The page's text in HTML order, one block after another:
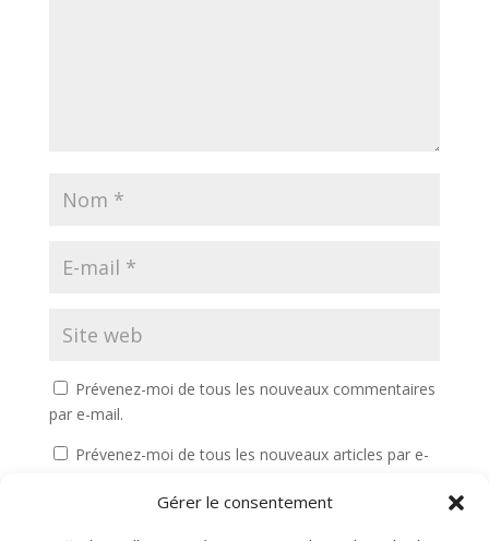
Gérer le consentement
Prévenez-moi de tous les nouveaux commentaires
par e-mail.
Prévenez-moi de tous les nouveaux articles par e-
Soumettre le commentaire